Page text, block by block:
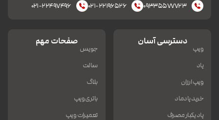
۰۹۳۳۵۵۷۷۷۲۳
۰۲۱-۲۲۱۹۶۵۲۶ ۰۲۱-۲۲۴۹۷۴۹۶
دسترسی آسان
ویپ
پاد
ویپ ارزان
خرید پادماد
پاد یکبار مصرف
صفحات مهم
جویس
سالت
بلاگ
باتری ویپ
تعمیرات ویپ